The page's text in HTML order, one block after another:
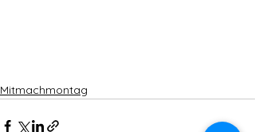
Mitmachmontag